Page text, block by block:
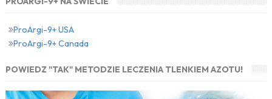
ProArgi-9+ USA
ProArgi-9+ Canada
POWIEDZ "TAK" METODZIE LECZENIA TLENKIEM AZOTU!